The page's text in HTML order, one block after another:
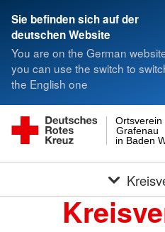
Sie befinden sich auf der
deutschen Website
You are on the German
you can use the switch to
the English one
in Baden
Grafenau
Ortsverein